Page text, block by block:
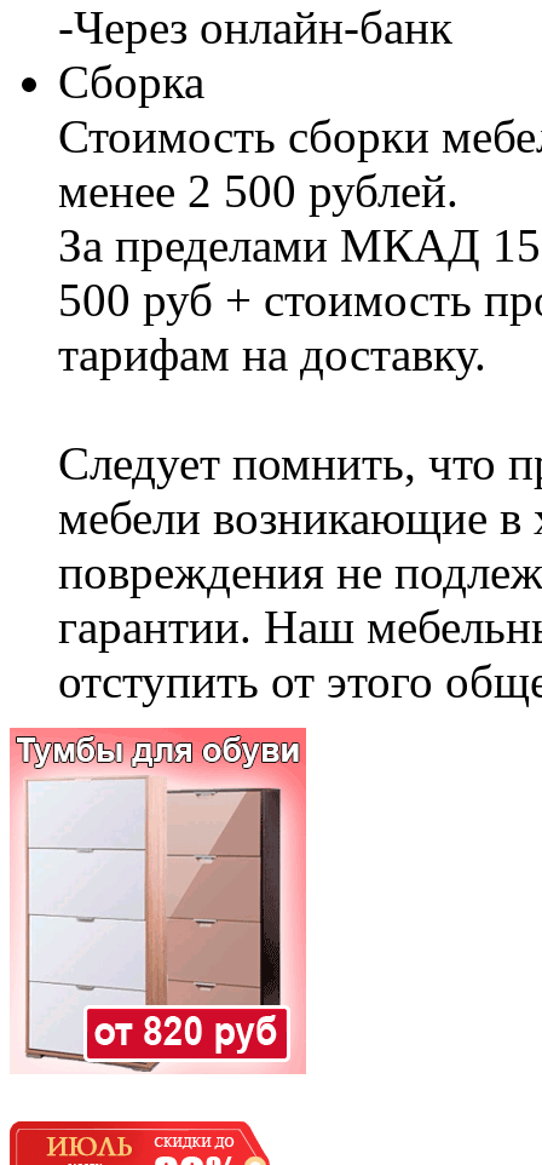
-Через онлайн-банк
Сборка
Стоимость сборки
менее 2 500 рублей.
За пределами МКАД
500 руб + стоимость
тарифам на доставку.
Следует помнить, что
мебели возникающие в
повреждения не
гарантии. Наш
отступить от этого